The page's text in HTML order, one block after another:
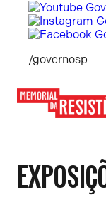
/governosp